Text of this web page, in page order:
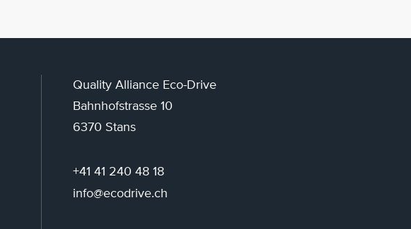
Quality Alliance Eco-Drive
Bahnhofstrasse 10
6370 Stans
+41 41 240 48 18
info@ecodrive.ch